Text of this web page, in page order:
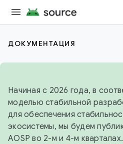
ДОКУМЕНТАЦИЯ
Начиная с 2026 года, в
моделью стабильной
для обеспечения
экосистемы, мы будем
AOSP во 2-м и 4-м